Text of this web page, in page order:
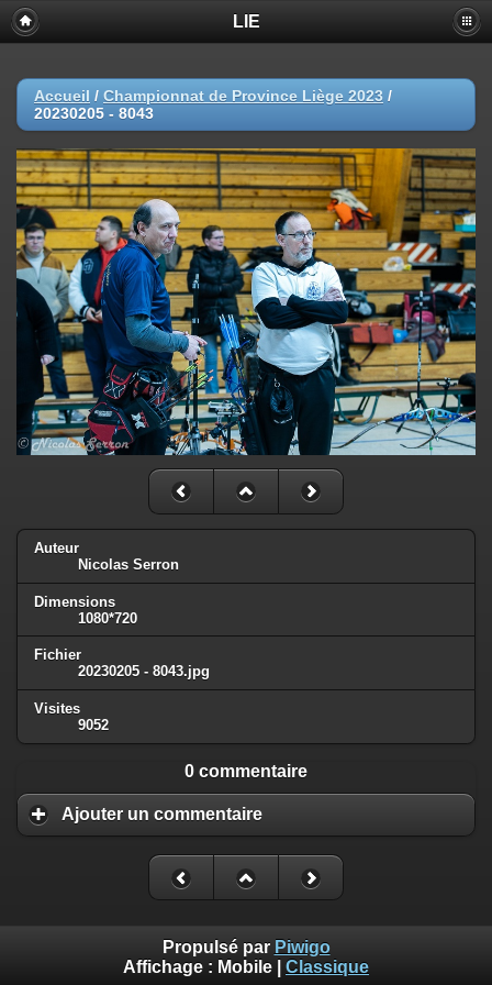
LIE
Accueil / Championnat de Province Liège 2023 /
20230205 - 8043
Auteur
Nicolas Serron
Dimensions
1080*720
Fichier
20230205 - 8043.jpg
Visites
9052
0 commentaire
Ajouter un commentaire
Propulsé par Piwigo
Affichage : Mobile Classique